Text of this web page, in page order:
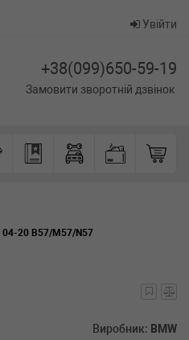
Увійти
+38(099)650-59-19
Замовити зворотній дзвінок
04-20 B57/M57/N57
Виробник: BMW